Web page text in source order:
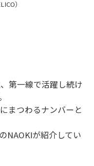
）
第一線で活躍し続け
まつわるナンバーと
NAOKIが紹介してい